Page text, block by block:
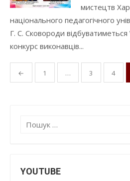
мистецтв
національного педагогічного
Г. С. Сковороди
конкурс виконавців...
Пагінація
записів
← 1 … 3 4
Пошук:
YOUTUBE